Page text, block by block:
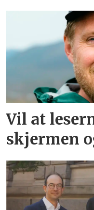
Vil at
skjermen